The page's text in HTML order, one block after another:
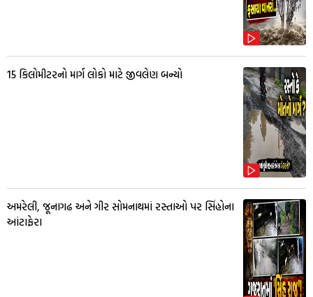
15 કિલોમીટરનો માર્ગ લોકો માટે જીવલેણ બન્યો
અમરેલી, જૂનાગઢ અને ગીર સોમનાથમાં રસ્તાઓ પર સિંહોના
આંટાફેરા